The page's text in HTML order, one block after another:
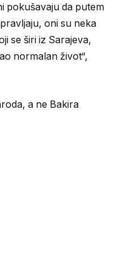
pokušavaju da putem
oni su neka
se širi iz Sarajeva,
normalan život“,
a ne Bakira